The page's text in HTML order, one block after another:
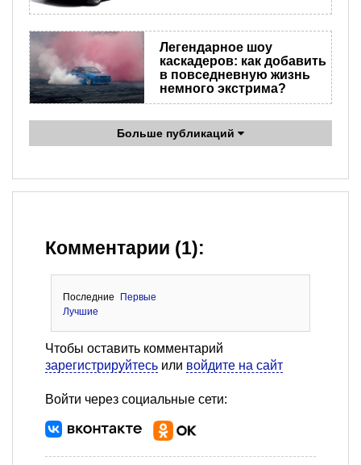
Легендарное шоу
каскадеров: как добавить
в повседневную жизнь
немного экстрима?
Больше публикаций
Комментарии (1):
Последние
Первые
Лучшие
Чтобы оставить комментарий
зарегистрируйтесь или войдите на сайт
Войти через социальные сети: